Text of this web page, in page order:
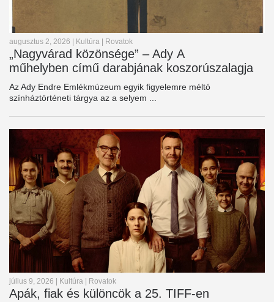
augusztus 2, 2026 Kultúra Rovatok
„Nagyvárad közönsége” – Ady A
műhelyben című darabjának koszorúszalagja
Az Ady Endre Emlékmúzeum egyik figyelemre méltó
színháztörténeti tárgya az a selyem ...
július 9, 2026 Kultúra Rovatok
Apák, fiak és különcök a 25. TIFF-en